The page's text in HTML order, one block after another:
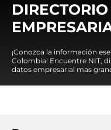
¡Conozca la información
Colombia! Encuentre NIT,
datos empresarial mas